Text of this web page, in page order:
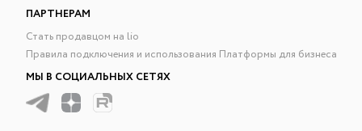
ПАРТНЕРАМ
Стать продавцом на lio
Правила подключения и использования Платформы для бизнеса
МЫ В СОЦИАЛЬНЫХ СЕТЯХ